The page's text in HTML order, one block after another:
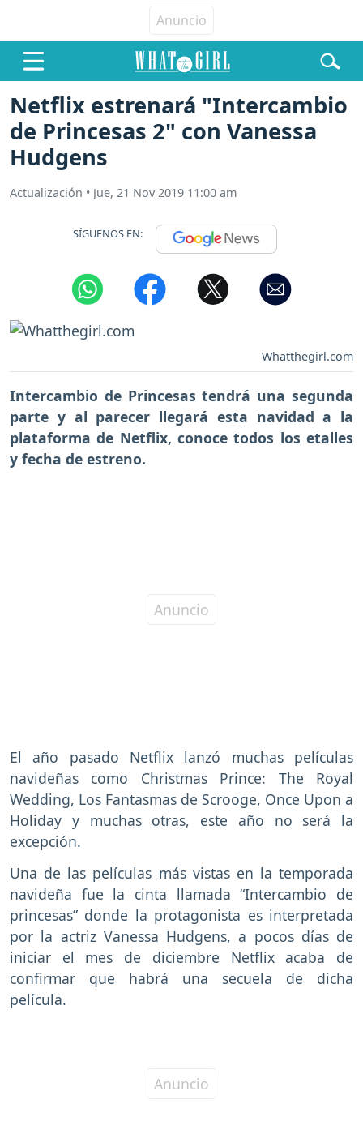
Netflix estrenará "Intercambio
de Princesas 2" con Vanessa
Hudgens
Actualización • Jue, 21 Nov 2019 11:00 am
SÍGUENOS EN:
Whatthegirl.com
Intercambio de Princesas tendrá una segunda
parte y al parecer llegará esta navidad a la
plataforma de Netflix, conoce todos los etalles
y fecha de estreno.
El año pasado Netflix lanzó muchas películas
navideñas como Christmas Prince: The Royal
Wedding, Los Fantasmas de Scrooge, Once Upon a
Holiday y muchas otras, este año no será la
excepción.
Una de las películas más vistas en la temporada
navideña fue la cinta llamada “Intercambio de
princesas” donde la protagonista es interpretada
por la actriz Vanessa Hudgens, a pocos días de
iniciar el mes de diciembre Netflix acaba de
confirmar que habrá una secuela de dicha
película.